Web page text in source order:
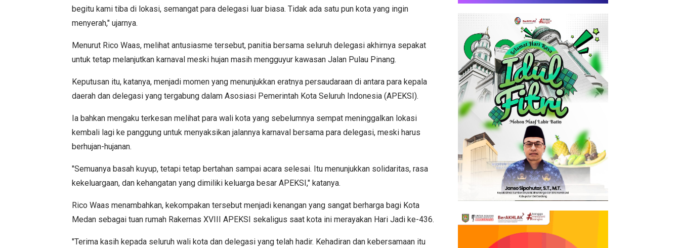
begitu kami tiba di lokasi, semangat para delegasi luar biasa. Tidak ada satu pun kota yang ingin
menyerah," ujarnya.
Menurut Rico Waas, melihat antusiasme tersebut, panitia bersama seluruh delegasi akhirnya sepakat
untuk tetap melanjutkan karnaval meski hujan masih mengguyur kawasan Jalan Pulau Pinang.
Keputusan itu, katanya, menjadi momen yang menunjukkan eratnya persaudaraan di antara para kepala
daerah dan delegasi yang tergabung dalam Asosiasi Pemerintah Kota Seluruh Indonesia (APEKSI).
Ia bahkan mengaku terkesan melihat para wali kota yang sebelumnya sempat meninggalkan lokasi
kembali lagi ke panggung untuk menyaksikan jalannya karnaval bersama para delegasi, meski harus
berhujan-hujanan.
"Semuanya basah kuyup, tetapi tetap bertahan sampai acara selesai. Itu menunjukkan solidaritas, rasa
kekeluargaan, dan kehangatan yang dimiliki keluarga besar APEKSI," katanya.
Rico Waas menambahkan, kekompakan tersebut menjadi kenangan yang sangat berharga bagi Kota
Medan sebagai tuan rumah Rakernas XVIII APEKSI sekaligus saat kota ini merayakan Hari Jadi ke-436.
"Terima kasih kepada seluruh wali kota dan delegasi yang telah hadir. Kehadiran dan kebersamaan itu